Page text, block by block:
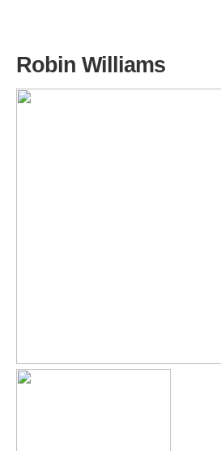
Robin Williams